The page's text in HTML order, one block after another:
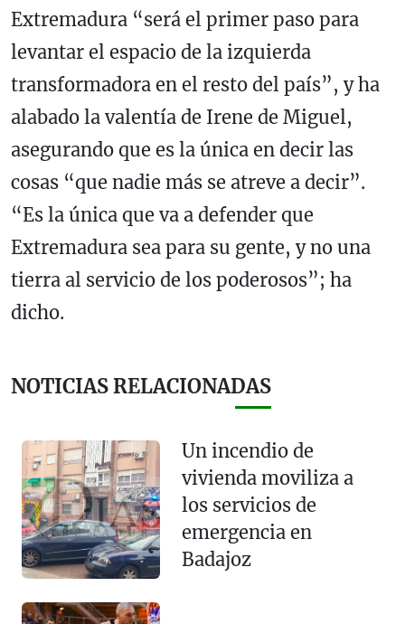
Extremadura “será el primer paso para
levantar el espacio de la izquierda
transformadora en el resto del país”, y ha
alabado la valentía de Irene de Miguel,
asegurando que es la única en decir las
cosas “que nadie más se atreve a decir”.
“Es la única que va a defender que
Extremadura sea para su gente, y no una
tierra al servicio de los poderosos”; ha
dicho.
NOTICIAS RELACIONADAS
Un incendio de
vivienda moviliza a
los servicios de
emergencia en
Badajoz